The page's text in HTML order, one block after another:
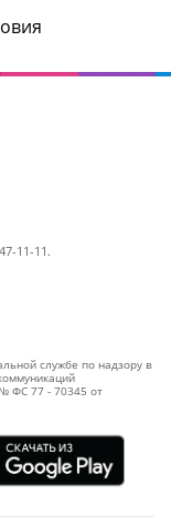
11-11.
службе по надзору в
ФС 77 - 70345 от